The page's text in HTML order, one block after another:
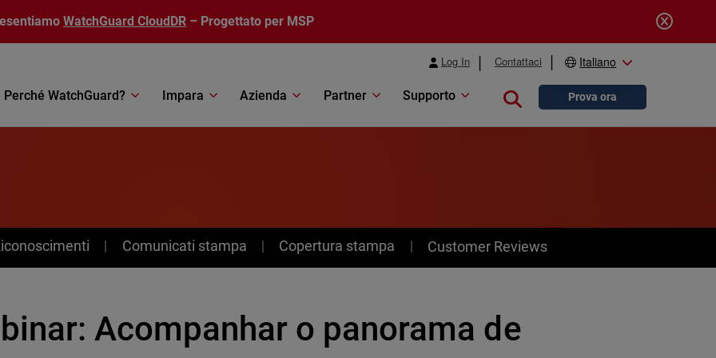
WatchGuard CloudDR – Progettato per MSP
Log In Contattaci Italiano
Perché WatchGuard? Impara Azienda Partner Supporto Close searchProva ora
Comunicati stampa Copertura stampa Customer Reviews
Acompanhar o panorama de